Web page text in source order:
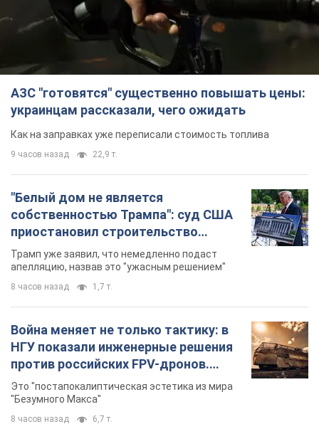
АЗС "готовятся" существенно повышать цены:
украинцам рассказали, чего ожидать
Как на заправках уже переписали стоимость топлива
9 часов назад 22,9 т.
"Белый дом не является
собственностью Трампа": суд США
приостановил строительство
бального зала стоимостью 400 млн
долларов
Трамп уже заявил, что немедленно подаст
апелляцию, назвав это "ужасным решением"
8 часов назад 1,7 т.
Война меняет не только тактику: в
НГУ показали инженерные решения
против российских FPV-дронов.
Фото
Это "постапокалиптическая эстетика из мира
"Безумного Макса"
8 часов назад 6,7 т.